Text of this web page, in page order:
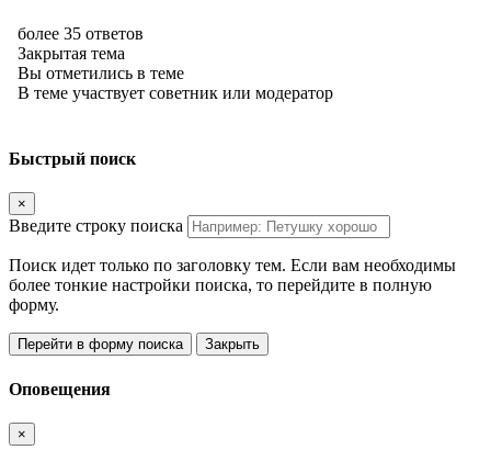
более 35 ответов
Закрытая тема
Вы отметились в теме
В теме участвует советник или модератор
Быстрый поиск
×
Введите строку поиска
Поиск идет только по заголовку тем. Если вам необходимы
более тонкие настройки поиска, то перейдите в полную
форму.
Перейти в форму поиска Закрыть
Оповещения
×